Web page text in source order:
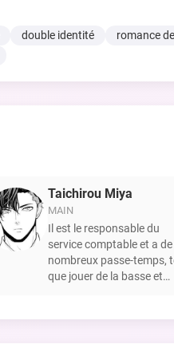
double identité romance
Taichirou Miya
MAIN
Il est le responsable du
service comptable et a de
nombreux passe-temps,
que jouer de la basse et